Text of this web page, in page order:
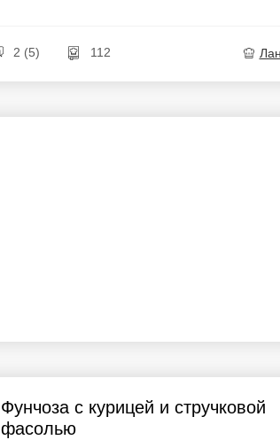
2 (5) 112
Фунчоза с курицей и стручковой
фасолью